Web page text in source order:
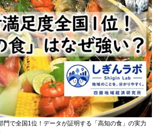
門で全国1位！データが証明する「高知の食」の実力